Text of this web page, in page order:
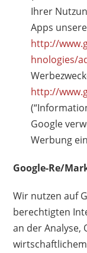
Ihrer
Apps
http://
hnologies/
http://
Google
Werbung
Google-Re/
Wir nutzen auf
berechtigten
an der Analyse,